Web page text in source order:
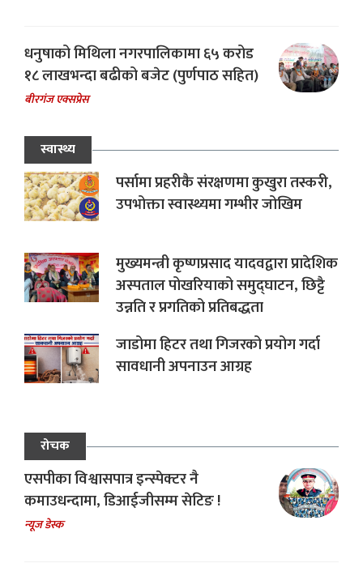
धनुषाको मिथिला नगरपालिकामा ६५ करोड
१८ लाखभन्दा बढीको बजेट (पुर्णपाठ सहित)
बीरगंज एक्सप्रेस
स्वास्थ्य
पर्सामा प्रहरीकै संरक्षणमा कुखुरा तस्करी,
उपभोक्ता स्वास्थ्यमा गम्भीर जोखिम
मुख्यमन्त्री कृष्णप्रसाद यादवद्वारा प्रादेशिक
अस्पताल पोखरियाको समुद्घाटन, छिट्टै
उन्नति र प्रगतिको प्रतिबद्धता
जाडोमा हिटर तथा गिजरको प्रयोग गर्दा
सावधानी अपनाउन आग्रह
रोचक
एसपीका विश्वासपात्र इन्स्पेक्टर नै
कमाउधन्दामा, डिआईजीसम्म सेटिङ !
न्यूज डेस्क